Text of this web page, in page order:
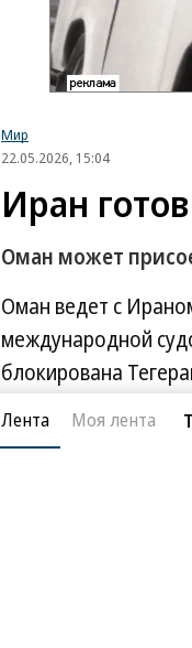
Мир
22.05.2026, 15:04
Иран
Оман может
Оман ведет с
международной
блокирована
рейсов. При этом
Лента Моя лента